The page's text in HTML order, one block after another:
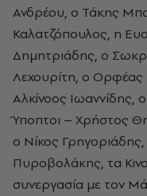
Ανδρέου, ο Τάκης
Καλατζόπουλος, η
Δημητριάδης, ο
Λεχουρίτη, ο Ορφέας
Αλκίνοος Ιωαννίδης,
Ύποπτοι – Χρήστος
ο Νίκος
Πυροβολάκης, τα
συνεργασία με τον